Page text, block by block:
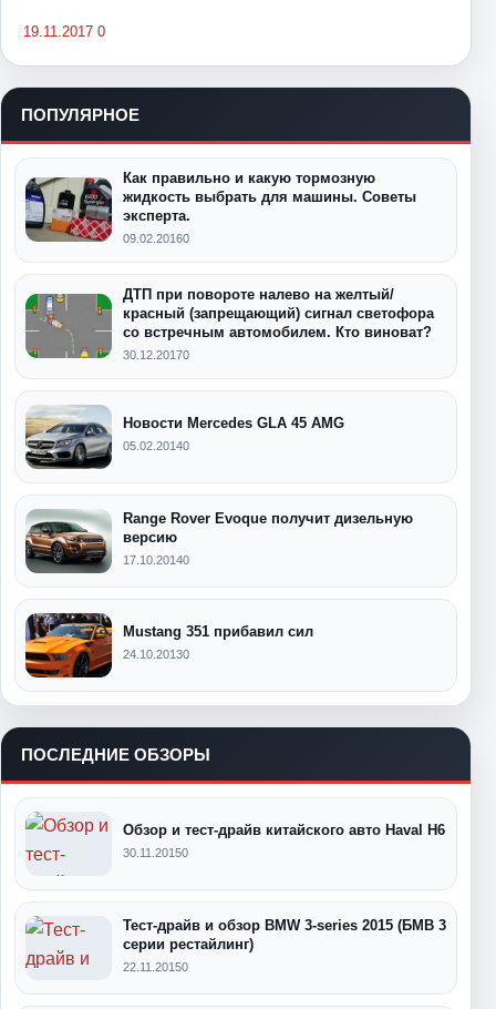
19.11.2017 0
ПОПУЛЯРНОЕ
Как правильно и какую тормозную
жидкость выбрать для машины. Советы
эксперта.
09.02.20160
ДТП при повороте налево на желтый/
красный (запрещающий) сигнал светофора
со встречным автомобилем. Кто виноват?
30.12.20170
Новости Mercedes GLA 45 AMG
05.02.20140
Range Rover Evoque получит дизельную
версию
17.10.20140
Mustang 351 прибавил сил
24.10.20130
ПОСЛЕДНИЕ ОБЗОРЫ
Обзор и тест-драйв китайского авто Haval H6
30.11.20150
Тест-драйв и обзор BMW 3-series 2015 (БМВ 3
серии рестайлинг)
22.11.20150